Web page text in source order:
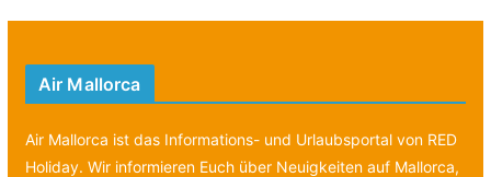
Air Mallorca
Air Mallorca ist das Informations- und Urlaubsportal von RED
Holiday. Wir informieren Euch über Neuigkeiten auf Mallorca,